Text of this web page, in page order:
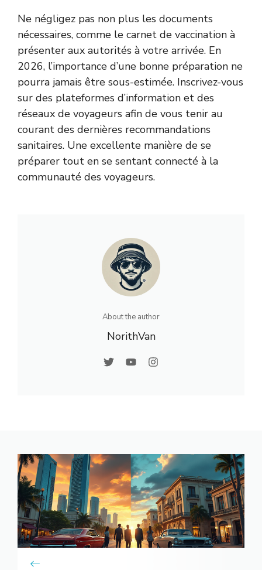
Ne négligez pas non plus les documents
nécessaires, comme le carnet de vaccination à
présenter aux autorités à votre arrivée. En
2026, l’importance d’une bonne préparation ne
pourra jamais être sous-estimée. Inscrivez-vous
sur des plateformes d’information et des
réseaux de voyageurs afin de vous tenir au
courant des dernières recommandations
sanitaires. Une excellente manière de se
préparer tout en se sentant connecté à la
communauté des voyageurs.
About the author
NorithVan